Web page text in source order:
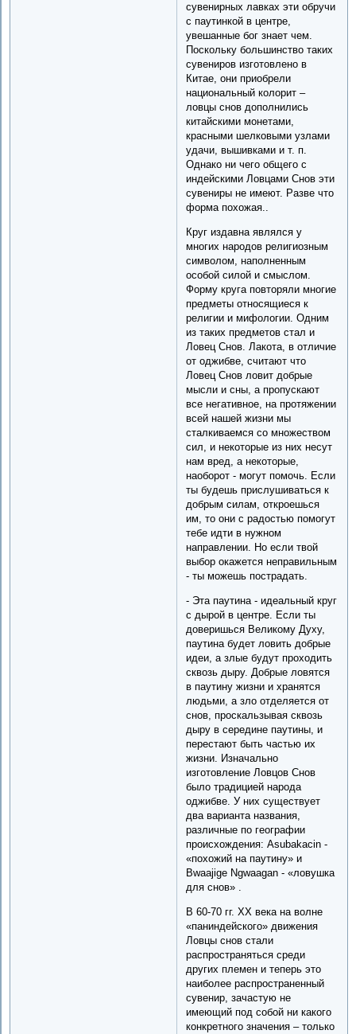
сувенирных лавках эти обручи
с паутинкой в центре,
увешанные бог знает чем.
Поскольку большинство таких
сувениров изготовлено в
Китае, они приобрели
национальный колорит –
ловцы снов дополнились
китайскими монетами,
красными шелковыми узлами
удачи, вышивками и т. п.
Однако ни чего общего с
индейскими Ловцами Снов эти
сувениры не имеют. Разве что
форма похожая..
Круг издавна являлся у
многих народов религиозным
символом, наполненным
особой силой и смыслом.
Форму круга повторяли многие
предметы относящиеся к
религии и мифологии. Одним
из таких предметов стал и
Ловец Снов. Лакота, в отличие
от оджибве, считают что
Ловец Снов ловит добрые
мысли и сны, а пропускают
все негативное, на протяжении
всей нашей жизни мы
сталкиваемся со множеством
сил, и некоторые из них несут
нам вред, а некоторые,
наоборот - могут помочь. Если
ты будешь прислушиваться к
добрым силам, откроешься
им, то они с радостью помогут
тебе идти в нужном
направлении. Но если твой
выбор окажется неправильным
- ты можешь пострадать.
- Эта паутина - идеальный круг
с дырой в центре. Если ты
доверишься Великому Духу,
паутина будет ловить добрые
идеи, а злые будут проходить
сквозь дыру. Добрые ловятся
в паутину жизни и хранятся
людьми, а зло отделяется от
снов, проскальзывая сквозь
дыру в середине паутины, и
перестают быть частью их
жизни. Изначально
изготовление Ловцов Снов
было традицией народа
оджибве. У них существует
два варианта названия,
различные по географии
происхождения: Asubakacin -
«похожий на паутину» и
Bwaajige Ngwaagan - «ловушка
для снов» .
В 60-70 гг. XX века на волне
«паниндейского» движения
Ловцы снов стали
распространяться среди
других племен и теперь это
наиболее распространенный
сувенир, зачастую не
имеющий под собой ни какого
конкретного значения – только